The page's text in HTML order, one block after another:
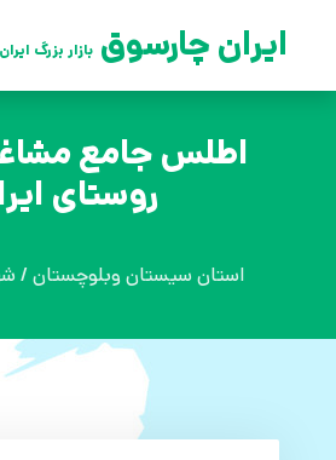
ایران چارسوق بازار بزرگ ایران
اطلس جامع
روستای
استان سیستان وبلوچستان /